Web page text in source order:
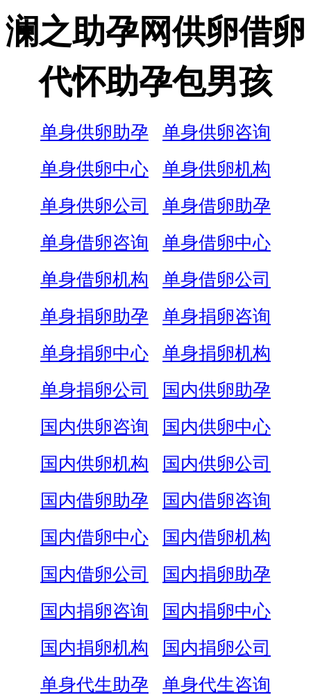
澜之助孕网供卵借卵
代怀助孕包男孩
单身供卵助孕
单身供卵咨询
单身供卵中心
单身供卵机构
单身供卵公司
单身借卵助孕
单身借卵咨询
单身借卵中心
单身借卵机构
单身借卵公司
单身捐卵助孕
单身捐卵咨询
单身捐卵中心
单身捐卵机构
单身捐卵公司
国内供卵助孕
国内供卵咨询
国内供卵中心
国内供卵机构
国内供卵公司
国内借卵助孕
国内借卵咨询
国内借卵中心
国内借卵机构
国内借卵公司
国内捐卵助孕
国内捐卵咨询
国内捐卵中心
国内捐卵机构
国内捐卵公司
单身代生助孕
单身代生咨询